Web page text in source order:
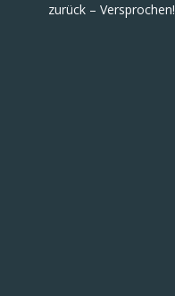
zurück – Versprochen!